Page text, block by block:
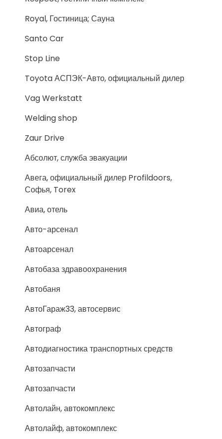
Royal, Гостиница; Сауна
Santo Car
Stop Line
Toyota АСПЭК-Авто, официальный дилер
Vag Werkstatt
Welding shop
Zaur Drive
Абсолют, служба эвакуации
Авега, официальный дилер Profildoors,
Софья, Torex
Авиа, отель
Авто-арсенал
Автоарсенал
Автобаза здравоохранения
Автобаня
АвтоГараж33, автосервис
Автограф
Автодиагностика транспортных средств
Автозапчасти
Автозапчасти
Автолайн, автокомплекс
Автолайф, автокомплекс